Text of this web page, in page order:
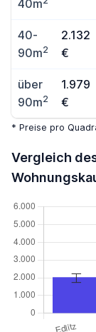
40m
40-
90m2
2.132
€
über
90m2
1.979
€
* Preise pro
Vergleich